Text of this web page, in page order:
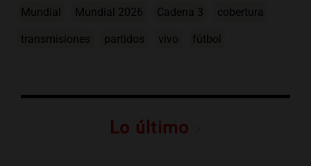
Mundial Mundial 2026 Cadena 3 cobertura
transmisiones partidos vivo fútbol
Lo último